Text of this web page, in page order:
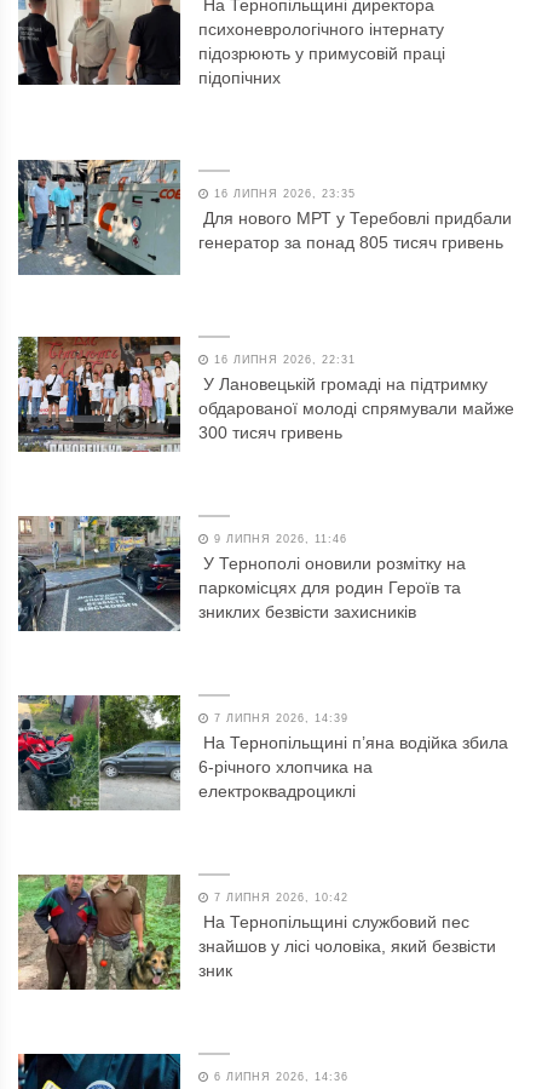
На Тернопільщині директора
психоневрологічного інтернату
підозрюють у примусовій праці
підопічних
16 ЛИПНЯ 2026, 23:35
Для нового МРТ у Теребовлі придбали
генератор за понад 805 тисяч гривень
16 ЛИПНЯ 2026, 22:31
У Лановецькій громаді на підтримку
обдарованої молоді спрямували майже
300 тисяч гривень
9 ЛИПНЯ 2026, 11:46
У Тернополі оновили розмітку на
паркомісцях для родин Героїв та
зниклих безвісти захисників
7 ЛИПНЯ 2026, 14:39
На Тернопільщині п’яна водійка збила
6-річного хлопчика на
електроквадроциклі
7 ЛИПНЯ 2026, 10:42
На Тернопільщині службовий пес
знайшов у лісі чоловіка, який безвісти
зник
6 ЛИПНЯ 2026, 14:36